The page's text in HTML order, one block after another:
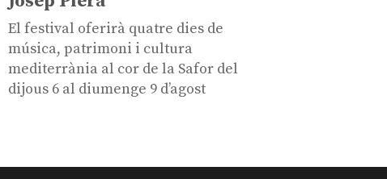
El festival oferirà quatre dies de
música, patrimoni i cultura
mediterrània al cor de la Safor del
dijous 6 al diumenge 9 d’agost